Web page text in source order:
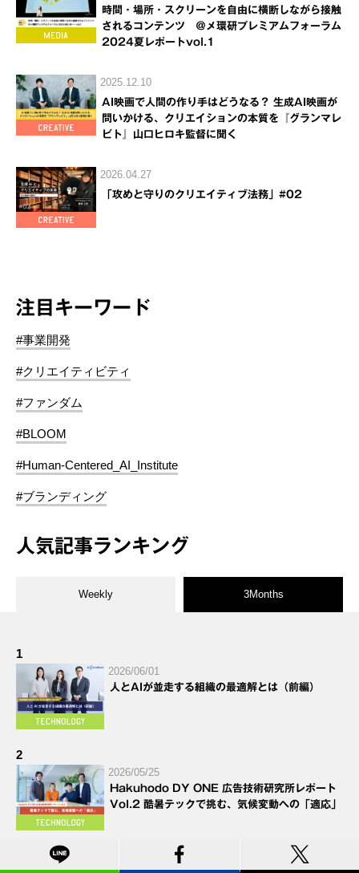
時間・場所・スクリーンを自由に横断しながら接触
されるコンテンツ ＠メ環研プレミアムフォーラム
2024夏レポートvol.1
2025.12.10
AI映画で人間の作り手はどうなる？ 生成AI映画が
問いかける、クリエイションの本質を『グランマレ
ビト』山口ヒロキ監督に聞く
2026.04.27
「攻めと守りのクリエイティブ法務」#02
注目キーワード
#事業開発
#クリエイティビティ
#ファンダム
#BLOOM
#Human-Centered_AI_Institute
#ブランディング
人気記事ランキング
Weekly 3Months
1
2026/06/01
人とAIが並走する組織の最適解とは（前編）
2
2026/05/25
Hakuhodo DY ONE 広告技術研究所レポート
Vol.2 酷暑テックで挑む、気候変動への「適応」